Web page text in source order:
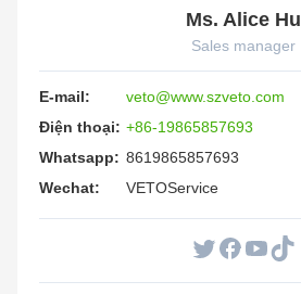
Ms. Alice Hu
Sales manager
E-mail:
veto@www.szveto.com
Điện thoại: +86-19865857693
Whatsapp: 8619865857693
Wechat:
VETOService